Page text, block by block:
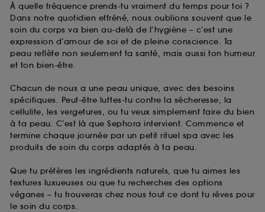
À quelle fréquence prends-tu vraiment du temps pour toi ?
Dans notre quotidien effréné, nous oublions souvent que le
soin du corps va bien au-delà de l’hygiène – c’est une
expression d’amour de soi et de pleine conscience. Ta
peau reflète non seulement ta santé, mais aussi ton humeur
et ton bien-être.
Chacun de nous a une peau unique, avec des besoins
spécifiques. Peut-être luttes-tu contre la sécheresse, la
cellulite, les vergetures, ou tu veux simplement faire du bien
à ta peau. C’est là que Sephora intervient. Commence et
termine chaque journée par un petit rituel spa avec les
produits de soin du corps adaptés à ta peau.
Que tu préfères les ingrédients naturels, que tu aimes les
textures luxueuses ou que tu recherches des options
véganes – tu trouveras chez nous tout ce dont tu rêves pour
le soin du corps.